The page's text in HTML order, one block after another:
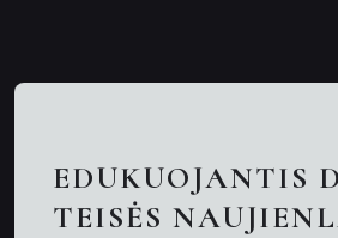
Nuotolinės
EDUKUOJANTIS
TEISĖS